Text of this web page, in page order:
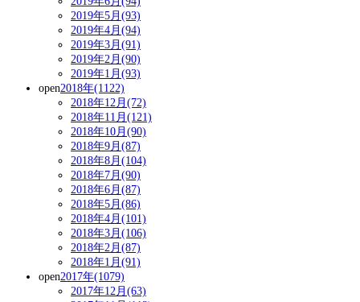
2019年5月(93)
2019年4月(94)
2019年3月(91)
2019年2月(90)
2019年1月(93)
open2018年(1122)
2018年12月(72)
2018年11月(121)
2018年10月(90)
2018年9月(87)
2018年8月(104)
2018年7月(90)
2018年6月(87)
2018年5月(86)
2018年4月(101)
2018年3月(106)
2018年2月(87)
2018年1月(91)
open2017年(1079)
2017年12月(63)